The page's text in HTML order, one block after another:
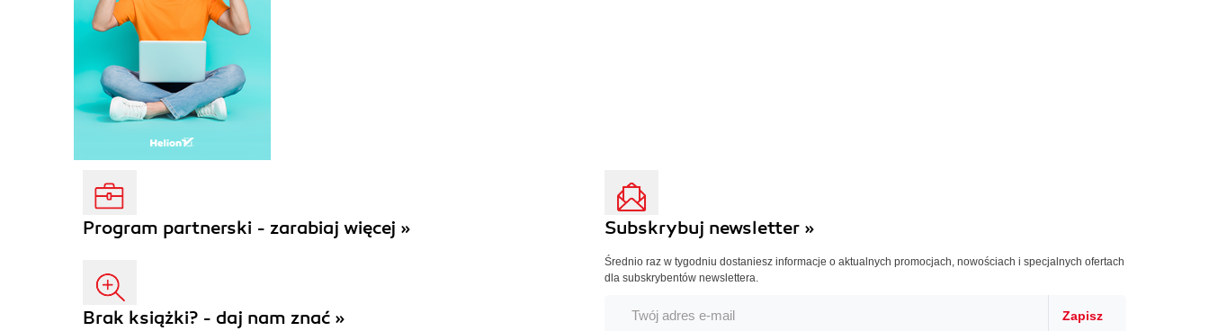
Program partnerski - zarabiaj więcej »
Brak książki? - daj nam znać »
Subskrybuj newsletter »
Średnio raz w tygodniu dostaniesz informacje o aktualnych promocjach, nowościach i specjalnych ofertach
dla subskrybentów newslettera.
Zapisz